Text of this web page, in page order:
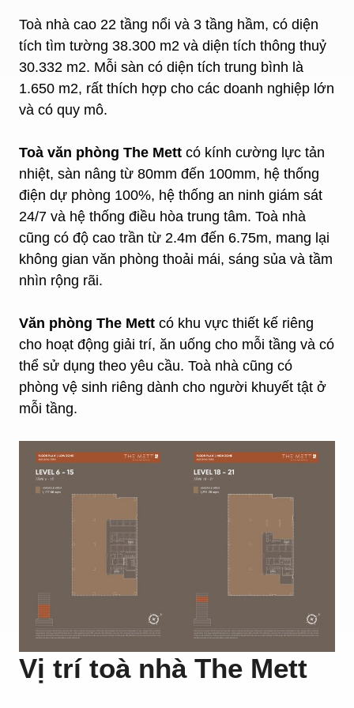
Toà nhà cao 22 tầng nổi và 3 tầng hầm, có diện
tích tìm tường 38.300 m2 và diện tích thông thuỷ
30.332 m2. Mỗi sàn có diện tích trung bình là
1.650 m2, rất thích hợp cho các doanh nghiệp lớn
và có quy mô.
Toà văn phòng The Mett có kính cường lực tản
nhiệt, sàn nâng từ 80mm đến 100mm, hệ thống
điện dự phòng 100%, hệ thống an ninh giám sát
24/7 và hệ thống điều hòa trung tâm. Toà nhà
cũng có độ cao trần từ 2.4m đến 6.75m, mang lại
không gian văn phòng thoải mái, sáng sủa và tầm
nhìn rộng rãi.
Văn phòng The Mett có khu vực thiết kế riêng
cho hoạt động giải trí, ăn uống cho mỗi tầng và có
thể sử dụng theo yêu cầu. Toà nhà cũng có
phòng vệ sinh riêng dành cho người khuyết tật ở
mỗi tầng.
Vị trí toà nhà The Mett